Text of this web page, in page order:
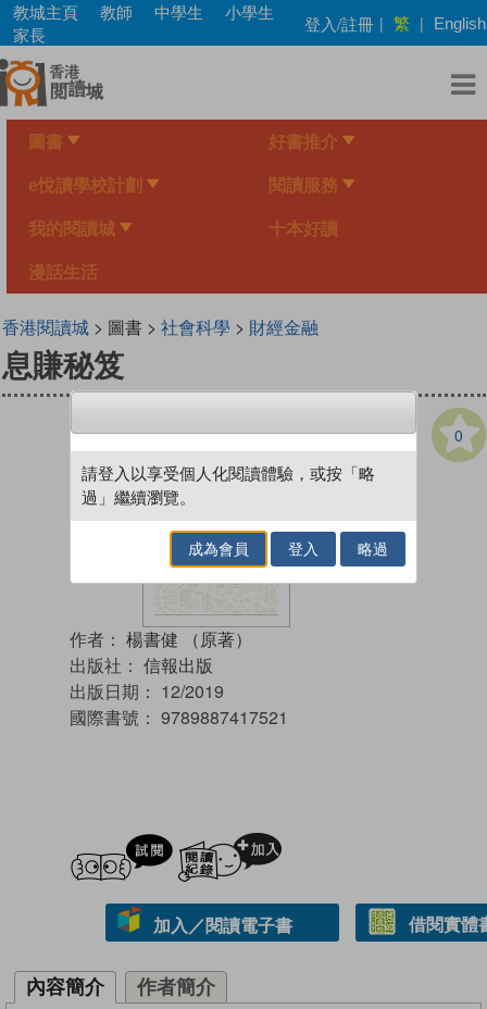
Skip
main
content
教城主頁 教師 中學生
小學生
家長
登入/註冊 | 繁 | English
圖書 好書推介
e悅讀學校計劃 閱讀服務
我的閱讀城 十本好讀
漫話生活
香港閱讀城> 圖書 > 社會科學 > 財經金融
息賺秘笈
0
作者： 楊書健 （原著）
出版社： 信報出版
出版日期： 12/2019
國際書號： 9789887417521
試閲
加入／閱讀電子書 借閱實體
內容簡介 作者簡介
請登入以享受個人化閱讀體驗，或按「略
過」繼續瀏覽。
成為會員 登入 略過